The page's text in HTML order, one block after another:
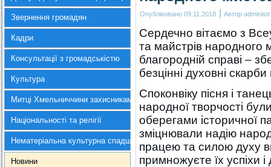
Звернення громадян
Кадри
Консультації з громадськістю
Культура
Митці Хмельниччини захисникам України
Національності та релігії
Нематеріальна культурна спадщина
Новини
Опубліковано 09.11.2018 | Автор
Сердечно вітаємо з
та майстрів народного
благородній справі –
безцінні духовні
Споконвіку пісня і
народної творчості
оберегами історичної
зміцнювали надію
працею та силою духу
примножуєте їх успіхи